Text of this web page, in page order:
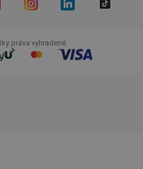
práva vyhradené.